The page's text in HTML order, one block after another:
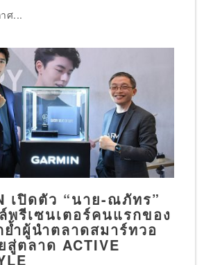
ศ...
เปิดตัว “นาย-ณภัทร”
พรีเซนเตอร์คนแรกของ
ำผู้นำตลาดสมาร์ทวอ
ตลาด ACTIVE